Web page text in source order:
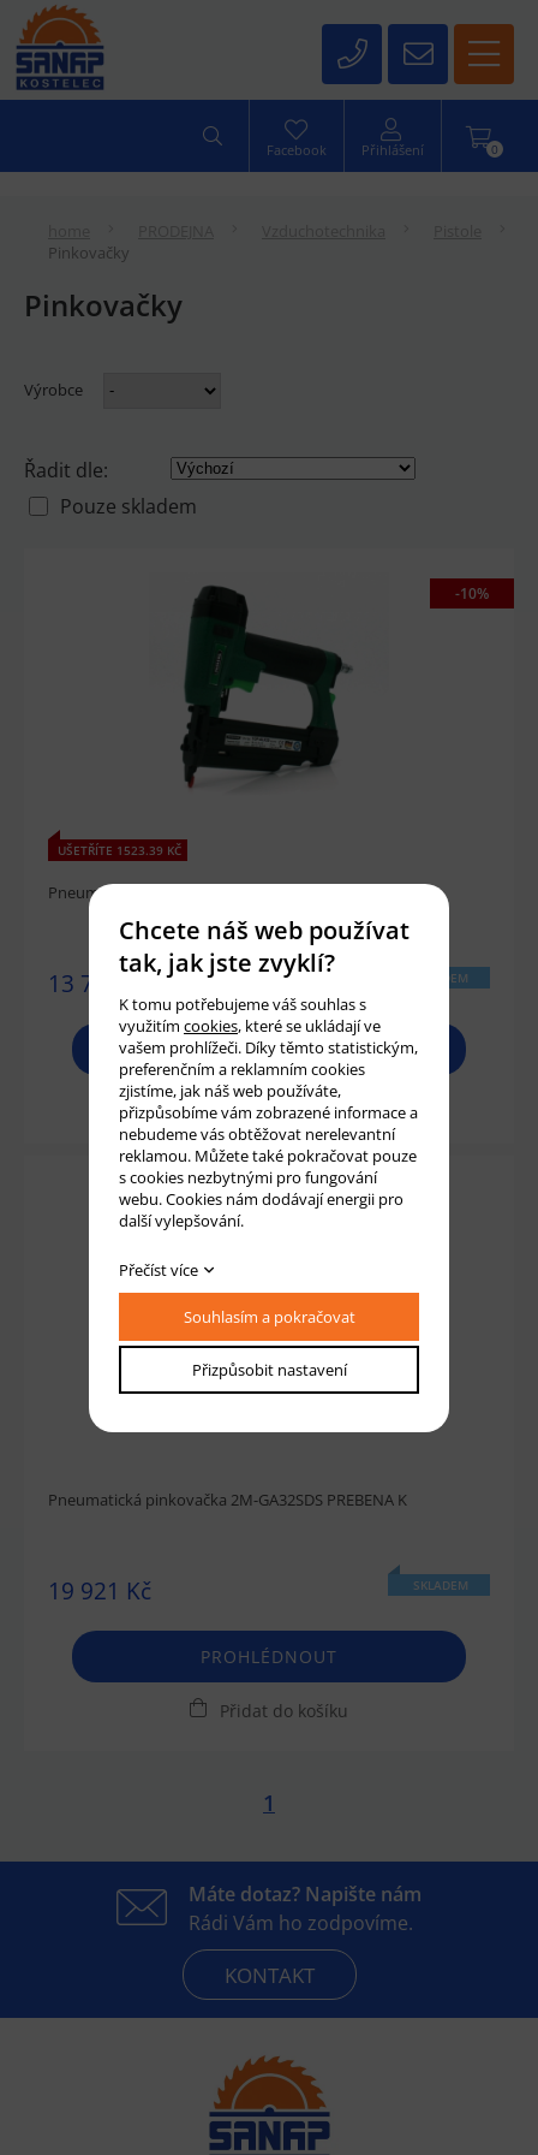
0
Facebook Přihlášení
Pinkovačky
Pinkovačky
Výrobce
Řadit dle:
Pouze skladem
-10%
UŠETŘÍTE 1523.39 KČ
Pneumatická pinkovačka 1GP-ALK35 PREBENA
13 703 Kč SKLADEM
PROHLÉDNOUT
Přidat do košíku
Pneumatická pinkovačka 2M-GA32SDS PREBENA K
19 921 Kč SKLADEM
PROHLÉDNOUT
Přidat do košíku
1
Máte dotaz? Napište nám
Rádi Vám ho zodpovíme.
KONTAKT
Chcete náš web používat
tak, jak jste zvyklí?
K tomu potřebujeme váš souhlas s
využitím cookies, které se ukládají ve
vašem prohlížeči. Díky těmto statistickým,
preferenčním a reklamním cookies
zjistíme, jak náš web používáte,
přizpůsobíme vám zobrazené informace a
nebudeme vás obtěžovat nerelevantní
reklamou. Můžete také pokračovat pouze
s cookies nezbytnými pro fungování
webu. Cookies nám dodávají energii pro
další vylepšování.
Přečíst více
Souhlasím a pokračovat
Přizpůsobit nastavení